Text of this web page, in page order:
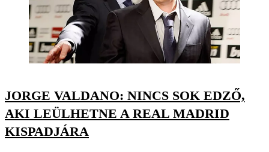
JORGE VALDANO: NINCS SOK EDZŐ,
AKI LEÜLHETNE A REAL MADRID
KISPADJÁRA